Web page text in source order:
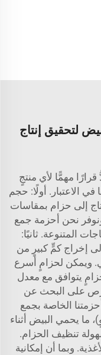
لتحقيق إنتاج
مهمًّا لأي منتجٍ
الاعتبار. أولًا: حجم
إلى حزام بمقاسات
نحن أحزمة جمع
المتنوعة. ثانيًا:
إخراج كمٍّ كبيرٍ من
ويمكن لحزامٍ أسرع
حزامٍ يتوافق مع معدل
على البحث عن
الخاصة بجمع
ما يحمي البيض أثناء
تنظيف الحزام.
وبما أن إمكانية